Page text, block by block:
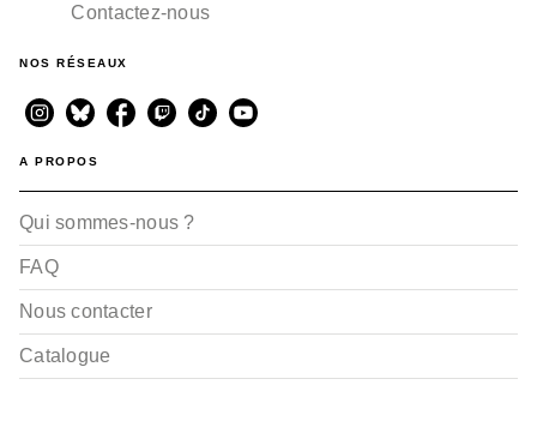
Contactez-nous
NOS RÉSEAUX
A PROPOS
Qui sommes-nous ?
FAQ
Nous contacter
Catalogue